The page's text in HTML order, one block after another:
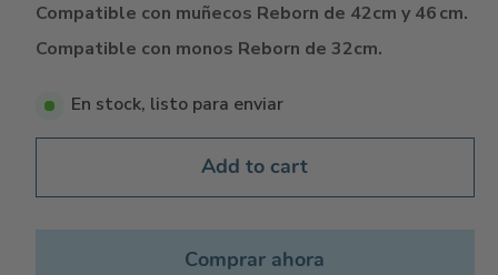
Compatible con muñecos Reborn de 42cm y 46 cm.
Compatible con monos Reborn de 32cm.
En stock, listo para enviar
Add to cart
Comprar ahora